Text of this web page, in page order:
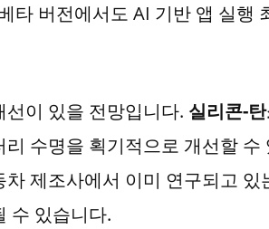
타 버전에서도 AI 기반 앱 실행
이 있을 전망입니다. 실리콘-
수명을 획기적으로 개선할
제조사에서 이미 연구되고
수 있습니다.